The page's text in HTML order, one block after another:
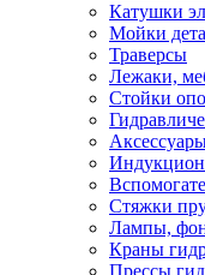
Катушки
Мойки
Траверсы
Лежаки,
Стойки
Стяжки
Лампы,
Краны
Прессы